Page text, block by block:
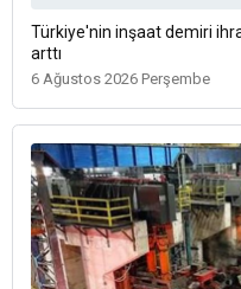
Türkiye'nin inşaat demiri
arttı
6 Ağustos 2026 Perşembe